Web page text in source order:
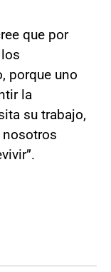
que por
porque uno
la
su trabajo,